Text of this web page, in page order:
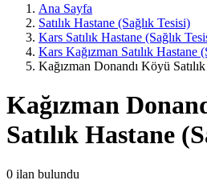
Ana Sayfa
Satılık Hastane (Sağlık Tesisi)
Kars Satılık Hastane (Sağlık
Kars Kağızman Satılık Hastane
Kağızman Donandı Köyü
Kağızman
Satılık Hastane
0 ilan bulundu